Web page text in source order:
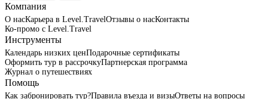
Компания
О насКарьера в Level.TravelОтзывы о насКонтакты
Ко-промо с Level.Travel
Инструменты
Календарь низких ценПодарочные сертификаты
Оформить тур в рассрочкуПартнерская программа
Журнал о путешествиях
Помощь
Как забронировать тур?Правила въезда и визыОтветы на вопросы